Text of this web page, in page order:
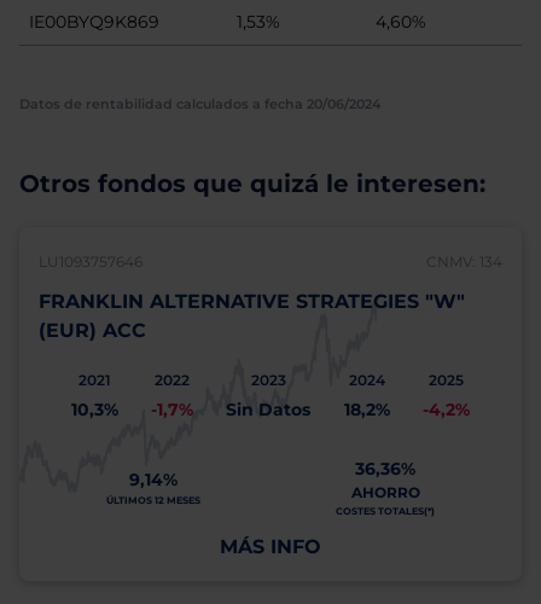
IE00BYQ9K869 1,53% 4,60%
Datos de rentabilidad calculados a fecha 20/06/2024
Otros fondos que quizá le interesen:
LU1093757646 CNMV: 134
FRANKLIN ALTERNATIVE STRATEGIES "W"
(EUR) ACC
2021
10,3%
2022
-1,7%
2023
Sin Datos
2024
18,2%
2025
-4,2%
9,14%
ÚLTIMOS 12 MESES
36,36%
AHORRO
COSTES TOTALES(*)
MÁS INFO